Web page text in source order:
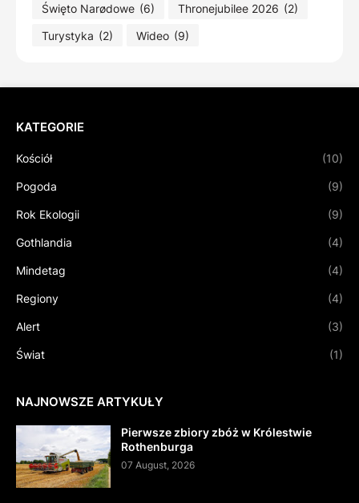
Święto Narødowe (6) Thronejubilee 2026 (2)
Turystyka (2) Wideo (9)
KATEGORIE
Kościół (10)
Pogoda (9)
Rok Ekologii (9)
Gothlandia (4)
Mindetag (4)
Regiony (4)
Alert (3)
Świat (1)
NAJNOWSZE ARTYKUŁY
Pierwsze zbiory zbóż w Królestwie
Rothenburga
07 August, 2026